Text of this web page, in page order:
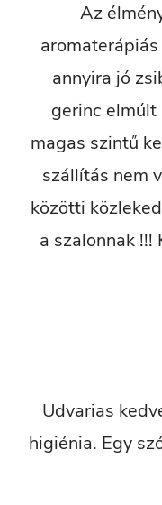
Az
annyira jó
gerinc elmúlt
magas szintű
szállítás nem
közötti
a szalonnak !!!
Udvarias
higiénia. Egy